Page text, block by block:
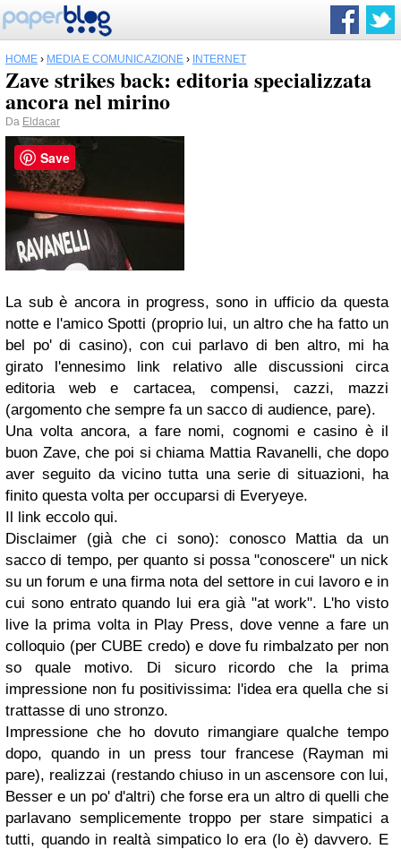
HOME › MEDIA E COMUNICAZIONE › INTERNET
Zave strikes back: editoria specializzata
ancora nel mirino
Da Eldacar
La sub è ancora in progress, sono in ufficio da questa
notte e l'amico Spotti (proprio lui, un altro che ha fatto un
bel po' di casino), con cui parlavo di ben altro, mi ha
girato l'ennesimo link relativo alle discussioni circa
editoria web e cartacea, compensi, cazzi, mazzi
(argomento che sempre fa un sacco di audience, pare).
Una volta ancora, a fare nomi, cognomi e casino è il
buon Zave, che poi si chiama Mattia Ravanelli, che dopo
aver seguito da vicino tutta una serie di situazioni, ha
finito questa volta per occuparsi di Everyeye.
Il link eccolo qui.
Disclaimer (già che ci sono): conosco Mattia da un
sacco di tempo, per quanto si possa "conoscere" un nick
su un forum e una firma nota del settore in cui lavoro e in
cui sono entrato quando lui era già "at work". L'ho visto
live la prima volta in Play Press, dove venne a fare un
colloquio (per CUBE credo) e dove fu rimbalzato per non
so quale motivo. Di sicuro ricordo che la prima
impressione non fu positivissima: l'idea era quella che si
trattasse di uno stronzo.
Impressione che ho dovuto rimangiare qualche tempo
dopo, quando in un press tour francese (Rayman mi
pare), realizzai (restando chiuso in un ascensore con lui,
Besser e un po' d'altri) che forse era un altro di quelli che
parlavano semplicemente troppo per stare simpatici a
tutti, quando in realtà simpatico lo era (lo è) davvero. E
Save